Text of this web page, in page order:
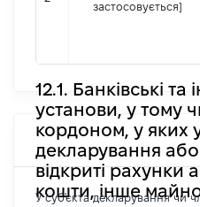
застосовується]
12.1. Банківські та
установи, у тому
кордоном, у яких
декларування або
відкриті рахунки
кошти, інше
У суб'єкта декларування чи